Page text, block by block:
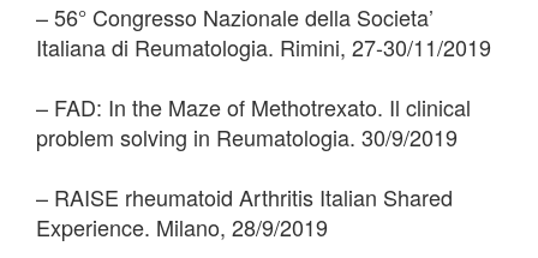
– 56° Congresso Nazionale della Societa’
Italiana di Reumatologia. Rimini, 27-30/11/2019
– FAD: In the Maze of Methotrexato. Il clinical
problem solving in Reumatologia. 30/9/2019
– RAISE rheumatoid Arthritis Italian Shared
Experience. Milano, 28/9/2019